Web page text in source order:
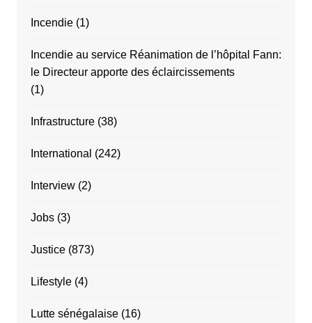
Incendie(1)
Incendie au service Réanimation de l’hôpital Fann:
le Directeur apporte des éclaircissements
(1)
Infrastructure(38)
International (242)
Interview(2)
Jobs(3)
Justice(873)
Lifestyle(4)
Lutte sénégalaise(16)